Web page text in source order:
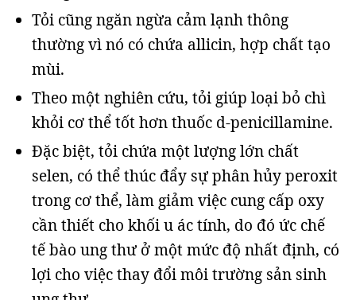
Tỏi cũng ngăn ngừa cảm lạnh thông
thường vì nó có chứa allicin, hợp chất tạo
mùi.
Theo một nghiên cứu, tỏi giúp loại bỏ chì
khỏi cơ thể tốt hơn thuốc d-penicillamine.
Đặc biệt, tỏi chứa một lượng lớn chất
selen, có thể thúc đẩy sự phân hủy peroxit
trong cơ thể, làm giảm việc cung cấp oxy
cần thiết cho khối u ác tính, do đó ức chế
tế bào ung thư ở một mức độ nhất định, có
lợi cho việc thay đổi môi trường sản sinh